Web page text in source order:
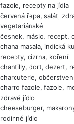
fazole, recepty na jídla
červená řepa, salát,
vegetariánské
česnek, máslo, recept,
chana masala, indická
recepty, cizrna, koření
chantilly, dort, dezert,
charcuterie,
charro fazole, fazole,
zdravé jídlo
cheeseburger,
rodinné jídlo